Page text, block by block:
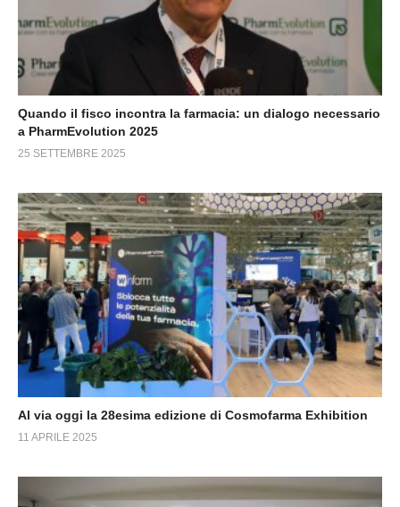
Quando il fisco incontra la farmacia: un dialogo necessario
a PharmEvolution 2025
25 SETTEMBRE 2025
Al via oggi la 28esima edizione di Cosmofarma Exhibition
11 APRILE 2025